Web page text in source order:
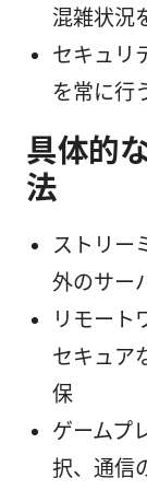
混雑状況
セキュリ
を常に行
具体的
法
ストリー
外のサー
リモート
セキュア
保
ゲームプ
択、通信